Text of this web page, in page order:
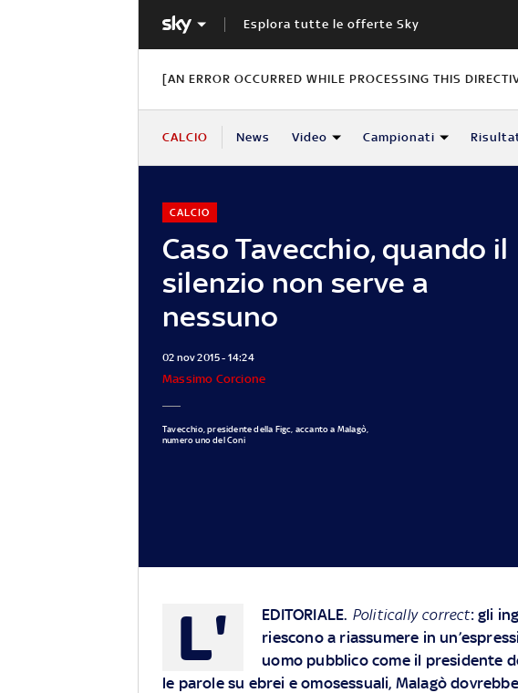
Esplora tutte le offerte Sky
[AN ERROR OCCURRED WHILE PROCESSING THIS
CALCIO News Video Campionati
Caso Tavecchio, quando il
silenzio non serve a
nessuno
CALCIO
02 nov 2015 - 14:24
Massimo Corcione
Tavecchio, presidente della Figc, accanto a Malagò,
numero uno del Coni
L' EDITORIALE. Politically correct: gli
riescono a riassumere in
uomo pubblico come il presidente
le parole su ebrei e omosessuali, Malagò